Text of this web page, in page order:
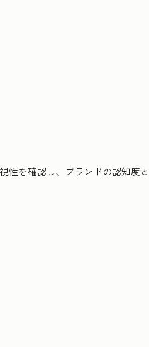
を確認し、ブランドの認知度